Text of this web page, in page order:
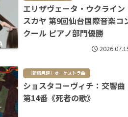
エリザヴェータ・ウクライン
スカヤ 第9回仙台国際音楽コ
クール ピアノ部門優勝
［新譜月評］オーケストラ曲
ショスタコーヴィチ：交響曲
第14番《死者の歌》